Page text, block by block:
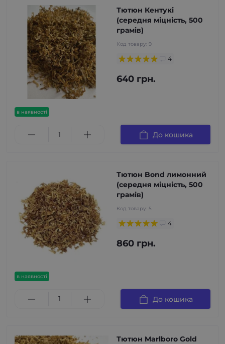
в наявності
Тютюн Кентукі
(середня міцність, 500
грамів)
Код товару: 9
4
640 грн.
До кошика
в наявності
Тютюн Bond лимонний
(середня міцність, 500
грамів)
Код товару: 5
4
860 грн.
До кошика
Тютюн Marlboro Gold